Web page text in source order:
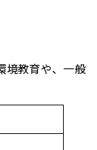
境教育や、一般